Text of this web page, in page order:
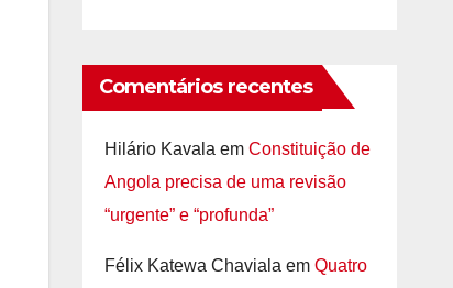
Comentários recentes
Hilário Kavala em Constituição de
Angola precisa de uma revisão
“urgente” e “profunda”
Félix Katewa Chaviala em Quatro